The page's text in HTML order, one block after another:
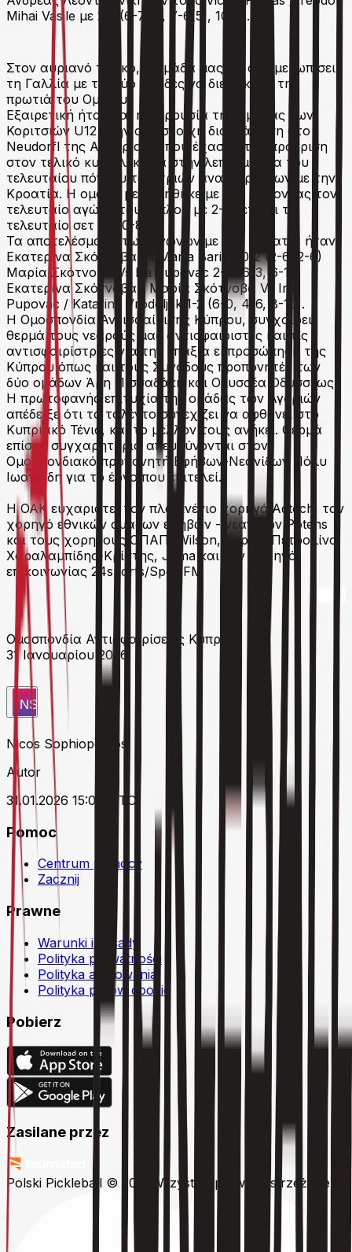
Mihai Vasile με 2-1 (6-7[5], 7-6[5], 10-6).
Στον αυριανό τελικό, η ομάδα μας θα αντιμετωπίσει
τη Γαλλία με τις δύο ομάδες να διεκδικούν την
πρωτιά του Ομίλου.
Εξαιρετική ήταν και η παρουσία της ομάδας των
Κοριτσιών U12 στην αντίστοιχη διοργάνωση στο
Neudorfl της Αυστρίας, όπου έχασαν την πρόκριση
στον τελικό κυριολεκτικά στην λεπτομέρεια του
τελευταίου πόντου των τριών αναμετρήσεων με την
Κροατία. Η ομάδα με ηττήθηκε με 2-1, χάνοντας τον
τελευταίο αγώνα του Διπλού με 2-1 σετ και το
τελευταίο σετ με 10-8!
Τα αποτελέσματα των αγώνων με την Κροατία ήταν
Εκατερίνα Σκότνοβα Vs Marta Barisic 0-2 (2-6, 2-6)
Μαρία Σκότνοβα Vs Ira Pupovac 2-0 (6-3, 6-1)
Εκατερίνα Σκότνοβα / Μαρία Σκότνοβα Vs Ira
Pupovac / Katarina Vrodoljak 1-2 (6-0, 4-6, 8-10).
H Ομοσπονδία Αντισφαίρισης Κύπρου, συγχαίρει
θερμά τους νεαρούς μας αντισφαιριστές και τις
αντισφαιρίστριες για την επάξια εκπροσώπηση της
Κύπρου όπως και τους Συνοδούς προπονητές των
δύο ομάδων Άρη Πισσαδάκη και Οδυσσέα Οδυσσέως.
Η πρωτοφανής επιτυχία της ομάδας των Αγοριών
απέδειξε ότι το ταλέντο συνεχίζει να αφθονεί στο
Κυπριακό Τένις, και το μέλλον τους ανήκει. Θερμά
επίσης συγχαρητήρια απευθύνονται στον
Ομοσπονδιακό προπονητή Εφήβων-Νεανίδων Πόλυ
Ιωαννίδη για το έργο που επιτελεί.
H ΟΑΚ ευχαριστεί τον πλατινένιο χορηγό Adtech, τον
χορηγό εθνικών ομάδων εφήβων - νεανιδων Potens
και τους χορηγούς ΟΠΑΠ, Wilson, Αγρός, Πετρολίνα,
Χαραλαμπίδης-Κρίστης, Joma και τον χορηγό
επικοινωνίας 24sports/Spor FM
Ομοσπονδία Αντισφαιρίσεως Κύπρου
31 Ιανουαρίου 2026
Nicos Sophiopoulos
Autor
31.01.2026 15:04 UTC
Pomoc
Centrum pomocy
Zacznij
Prawne
Warunki i zasady
Polityka prywatności
Polityka anulowania
Polityka plików cookie
Pobierz
Zasilane przez
Polski Pickleball © 2026 Wszystkie prawa zastrzeżone